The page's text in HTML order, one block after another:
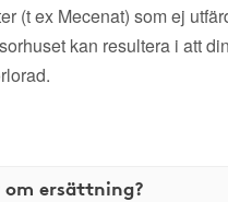
(t ex Mecenat) som ej
kan resultera i att
om ersättning?